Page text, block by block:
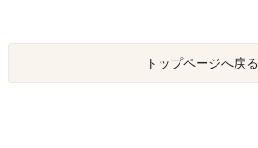
トップページへ戻る